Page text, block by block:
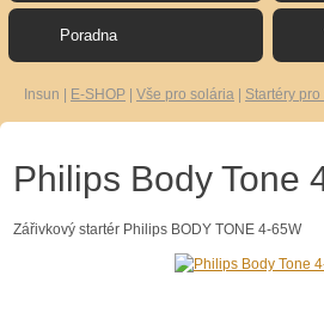
Poradna
Insun | E-SHOP | Vše pro solária | Startéry
Philips Body Tone
Zářivkový startér Philips BODY TONE 4-65W